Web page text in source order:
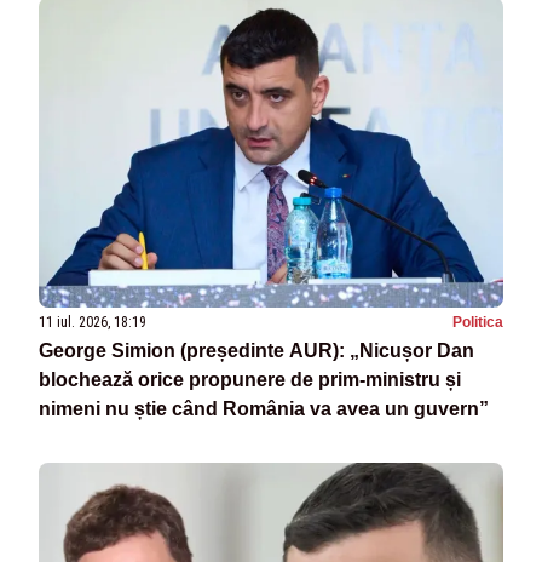
11 iul. 2026, 18:19 Politica
George Simion (președinte AUR): „Nicușor Dan
blochează orice propunere de prim-ministru și
nimeni nu știe când România va avea un guvern”